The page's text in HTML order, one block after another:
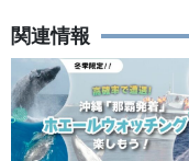
関連情報